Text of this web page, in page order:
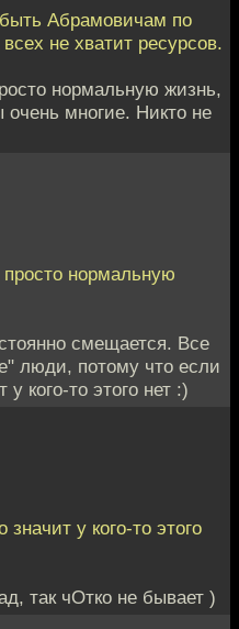
Абрамовичам по
не хватит ресурсов.
нормальную жизнь,
очень многие. Никто не
нормальную
смещается. Все
люди, потому что если
у кого-то этого нет :)
значит у кого-то этого
так чОтко не бывает )